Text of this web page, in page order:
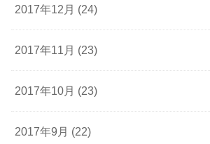
2017年12月 (24)
2017年11月 (23)
2017年10月 (23)
2017年9月 (22)